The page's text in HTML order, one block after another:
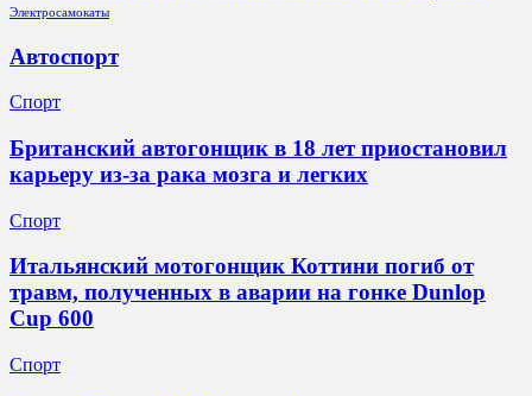
Электросамокаты
Автоспорт
Спорт
Британский автогонщик в 18 лет приостановил
карьеру из‑за рака мозга и легких
Спорт
Итальянский мотогонщик Коттини погиб от
травм, полученных в аварии на гонке Dunlop
Cup 600
Спорт